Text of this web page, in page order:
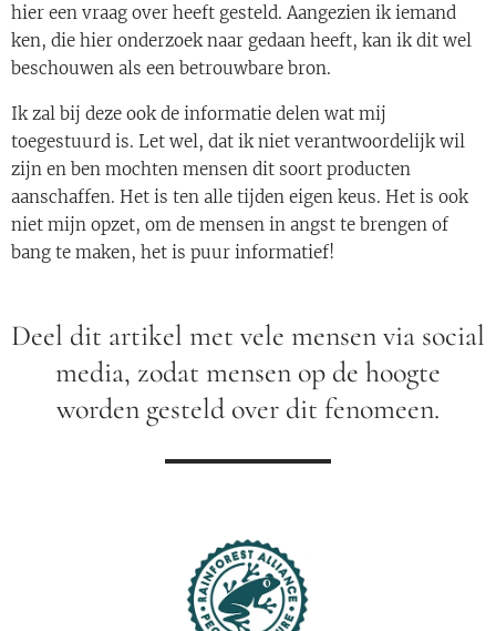
hier een vraag over heeft gesteld. Aangezien ik iemand
ken, die hier onderzoek naar gedaan heeft, kan ik dit wel
beschouwen als een betrouwbare bron.
Ik zal bij deze ook de informatie delen wat mij
toegestuurd is. Let wel, dat ik niet verantwoordelijk wil
zijn en ben mochten mensen dit soort producten
aanschaffen. Het is ten alle tijden eigen keus. Het is ook
niet mijn opzet, om de mensen in angst te brengen of
bang te maken, het is puur informatief!
Deel dit artikel met vele mensen via social
media, zodat mensen op de hoogte
worden gesteld over dit fenomeen.